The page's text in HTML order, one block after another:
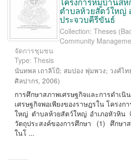
ตำบลห้วยสัตว์ใหญ่
ประจวบคีรีขันธ์
Collection: Theses
Community
จัดการชุมชน
Type: Thesis
นันทพล เถาลิโป้; สมปอง พุ่มพวง; วงศ์ไ
ศิลปากร, 2006)
การศึกษาสภาพเศรษฐกิจและการดําเ
เศรษฐกิจพอเพียงของราษฎรใน โครง
ใหญ่ ตําบลห้วยสัตว์ใหญ่ อําเภอหัวหิน
วัตถุประสงค์ของการศึกษา (1) ศึกษา
ในโ ...